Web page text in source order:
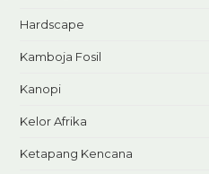
Hardscape
Kamboja Fosil
Kanopi
Kelor Afrika
Ketapang Kencana